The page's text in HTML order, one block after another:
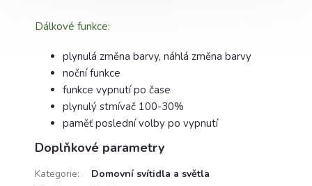
Dálkové funkce:
plynulá změna barvy, náhlá změna barvy
noční funkce
funkce vypnutí po čase
plynulý stmívač 100-30%
paměť poslední volby po vypnutí
Doplňkové parametry
Kategorie:
Domovní svítidla a světla